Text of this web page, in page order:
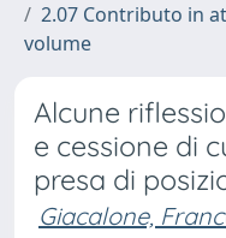
2.07 Contributo in
volume
Alcune
e cessione di
presa di
Giacalone,